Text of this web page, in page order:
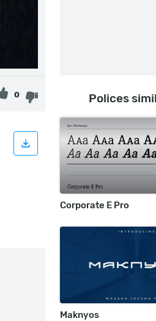
0 Polices
Corporate E Pro
Maknyos